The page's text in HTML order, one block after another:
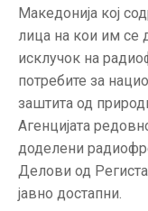
ТЕЛЕКОМУНИКАЦИИ
ПАЗАР
ГРИЖА
ЗА
КОРИСНИЦИ
Македонија кој
лица на кои им се
исклучок на
потребите за
заштита од
Агенцијата
доделени
Делови од
јавно достапни.